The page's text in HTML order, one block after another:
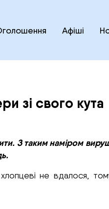
Афіші
зі свого кута
З таким наміром
не вдалося,